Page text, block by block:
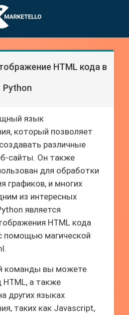
HTML кода в
Python
язык
который позволяет
различные
сайты. Он также
для обработки
графиков, и многих
из интересных
является
HTML кода
помощью магической
команды вы можете
а также
других языках
таких как Javascript,